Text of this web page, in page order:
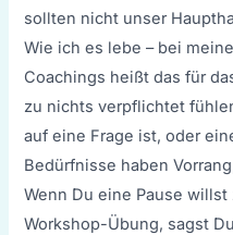
sollten nicht unser
Wie ich es lebe – bei
Coachings heißt das für
zu nichts verpflichtet
auf eine Frage ist, oder
Bedürfnisse haben
Wenn Du eine Pause
Workshop-Übung, sagst